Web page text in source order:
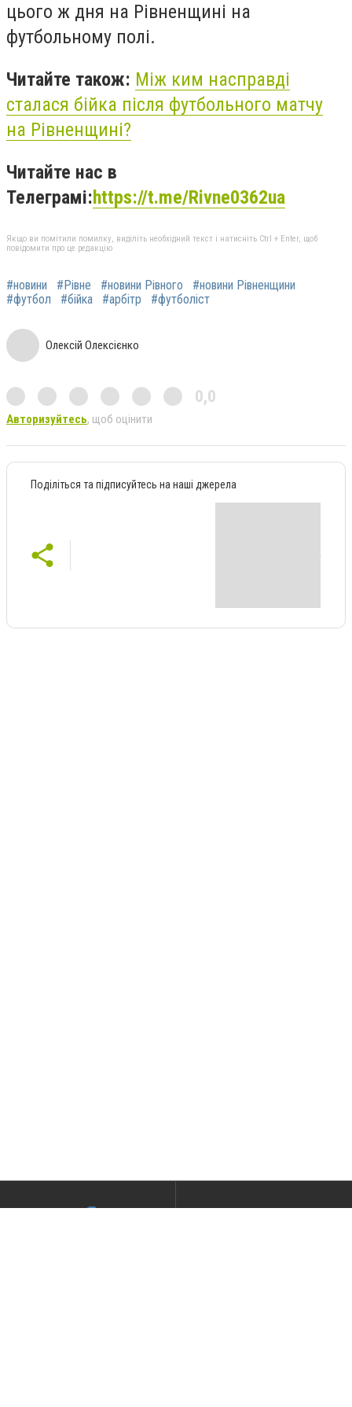
цього ж дня на Рівненщині на
футбольному полі.
Читайте також: Між ким насправді
сталася бійка після футбольного матчу
на Рівненщині?
Читайте нас в
Телеграмі:https://t.me/Rivne0362ua
Якщо ви помітили помилку, виділіть необхідний текст і натисніть Ctrl + Enter, щоб
повідомити про це редакцію
#новини #Рівне #новини Рівного
#новини Рівненщини
#футбол
#бійка #арбітр #футболіст
Олексій Олексієнко
0,0
Авторизуйтесь, щоб оцінити
Поділіться та підписуйтесь на наші джерела